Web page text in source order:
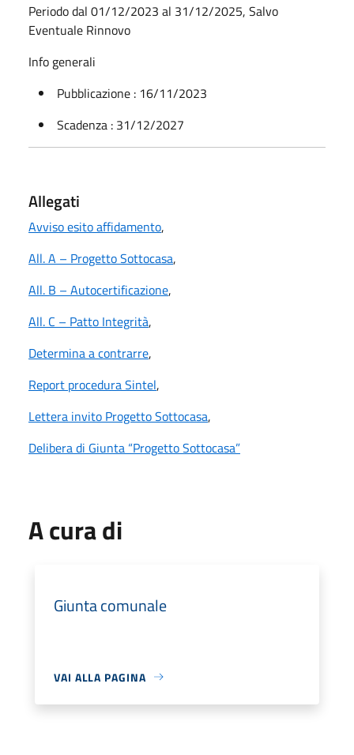
Periodo dal 01/12/2023 al 31/12/2025, Salvo
Eventuale Rinnovo
Info generali
Pubblicazione : 16/11/2023
Scadenza : 31/12/2027
Allegati
Avviso esito affidamento,
All. A – Progetto Sottocasa,
All. B – Autocertificazione,
All. C – Patto Integrità,
Determina a contrarre,
Report procedura Sintel,
Lettera invito Progetto Sottocasa,
Delibera di Giunta “Progetto Sottocasa”
A cura di
Giunta comunale
VAI ALLA PAGINA